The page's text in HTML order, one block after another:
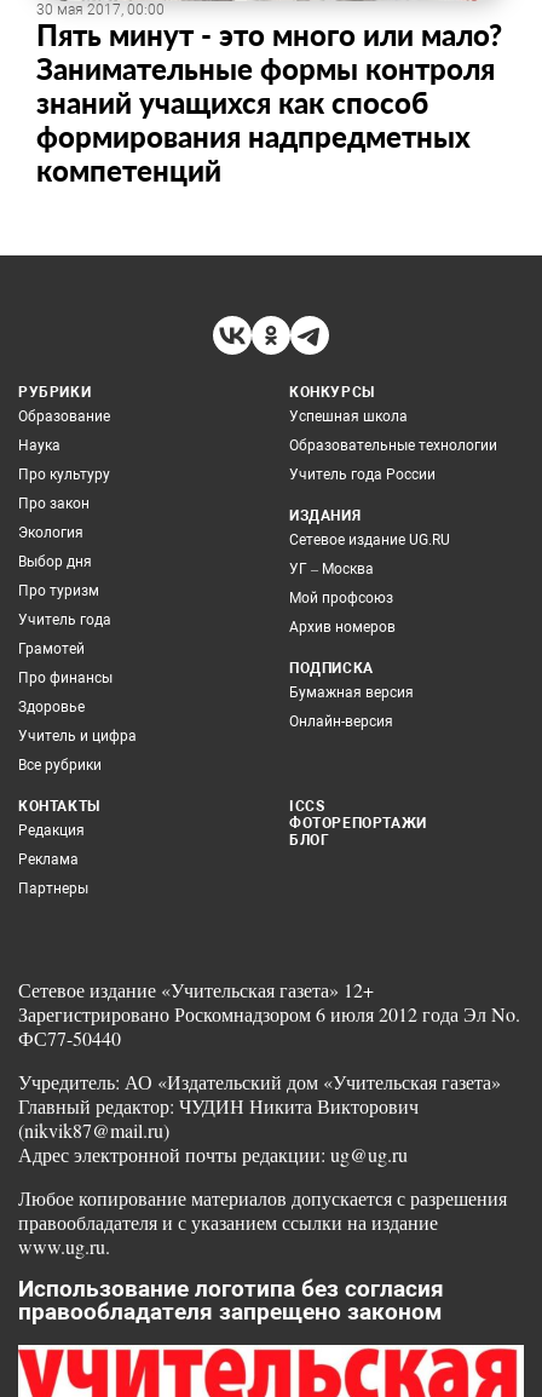
30 мая 2017, 00:00
Пять минут - это много или мало?
Занимательные формы контроля
знаний учащихся как способ
формирования надпредметных
компетенций
РУБРИКИ
Образование
Наука
Про культуру
Про закон
Экология
Выбор дня
Про туризм
Учитель года
Грамотей
Про финансы
Здоровье
Учитель и цифра
Все рубрики
КОНКУРСЫ
Успешная школа
Образовательные технологии
Учитель года России
ИЗДАНИЯ
Сетевое издание UG.RU
УГ – Москва
Мой профсоюз
Архив номеров
ПОДПИСКА
Бумажная версия
Онлайн-версия
КОНТАКТЫ
Редакция
Реклама
Партнеры
ICCS
ФОТОРЕПОРТАЖИ
БЛОГ
Сетевое издание «Учительская газета» 12+
Зарегистрировано Роскомнадзором 6 июля 2012 года Эл No.
ФС77-50440
Учредитель: АО «Издательский дом «Учительская газета»
Главный редактор: ЧУДИН Никита Викторович
(nikvik87@mail.ru)
Адрес электронной почты редакции: ug@ug.ru
Любое копирование материалов допускается с разрешения
правообладателя и с указанием ссылки на издание
www.ug.ru.
Использование логотипа без согласия
правообладателя запрещено законом